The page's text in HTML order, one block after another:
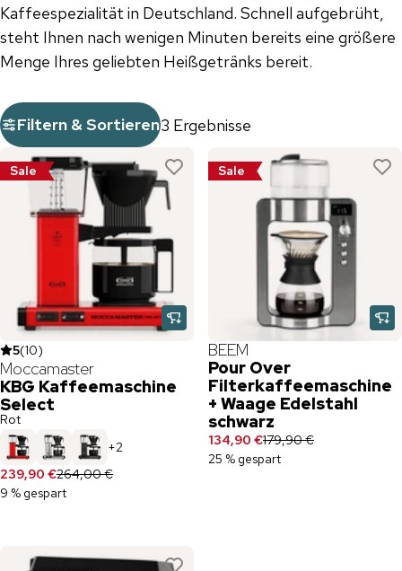
Kaffeespezialität in Deutschland. Schnell aufgebrüht,
steht Ihnen nach wenigen Minuten bereits eine größere
Menge Ihres geliebten Heißgetränks bereit.
Filtern & Sortieren3 Ergebnisse
Sale
5(10)
Moccamaster
KBG Kaffeemaschine
Select
Rot
+2
239,90 €264,00 €
9 % gespart
Sale
BEEM
Pour Over
Filterkaffeemaschine
+ Waage Edelstahl
schwarz
134,90 €179,90 €
25 % gespart